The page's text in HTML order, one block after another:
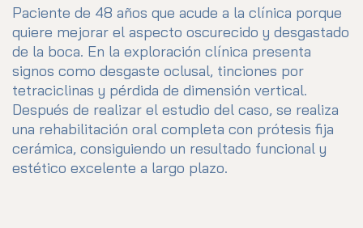
Paciente de 48 años que acude a la clínica porque
quiere mejorar el aspecto oscurecido y desgastado
de la boca. En la exploración clínica presenta
signos como desgaste oclusal, tinciones por
tetraciclinas y pérdida de dimensión vertical.
Después de realizar el estudio del caso, se realiza
una rehabilitación oral completa con prótesis fija
cerámica, consiguiendo un resultado funcional y
estético excelente a largo plazo.